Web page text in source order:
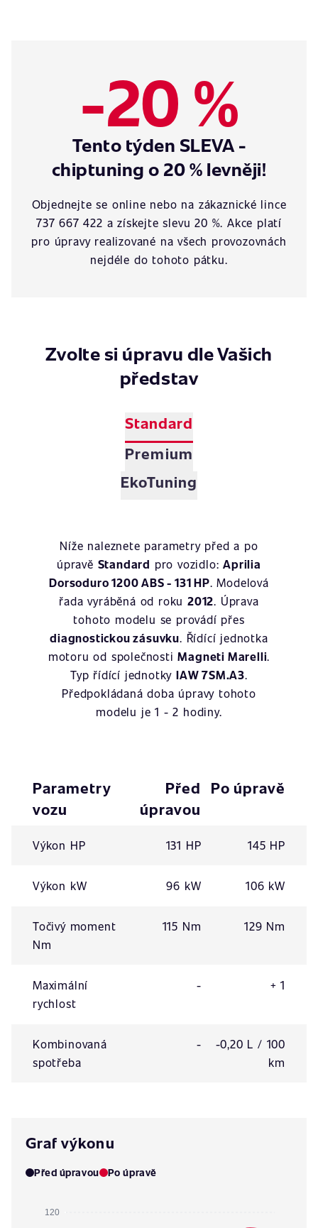
-20 %
Tento týden SLEVA -
chiptuning o 20 % levněji!
Objednejte se online nebo na zákaznické lince
737 667 422 a získejte slevu 20 %. Akce platí
pro úpravy realizované na všech provozovnách
nejdéle do tohoto pátku.
Zvolte si úpravu dle Vašich
představ
Standard
Premium
EkoTuning
Níže naleznete parametry před a po
úpravě Standard pro vozidlo:Aprilia
Dorsoduro 1200 ABS - 131 HP. Modelová
řada vyráběná od roku 2012. Úprava
tohoto modelu se provádí přes
diagnostickou zásuvku. Řídící jednotka
motoru od společnostiMagneti Marelli.
Typ řídící jednotkyIAW 7SM.A3.
Předpokládaná doba úpravy tohoto
modelu je 1 - 2 hodiny.
Parametry
vozu
Před
úpravou
Po úpravě
Výkon HP 131 HP 145 HP
Výkon kW 96 kW 106 kW
Točivý moment
Nm
115 Nm 129 Nm
Maximální
rychlost
- + 1
Kombinovaná
spotřeba
-
-0,20 L / 100
km
Graf výkonu
Před úpravou Po úpravě
120